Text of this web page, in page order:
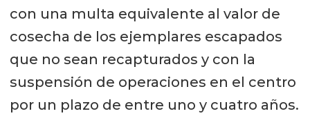
con una multa equivalente al valor de
cosecha de los ejemplares escapados
que no sean recapturados y con la
suspensión de operaciones en el centro
por un plazo de entre uno y cuatro años.